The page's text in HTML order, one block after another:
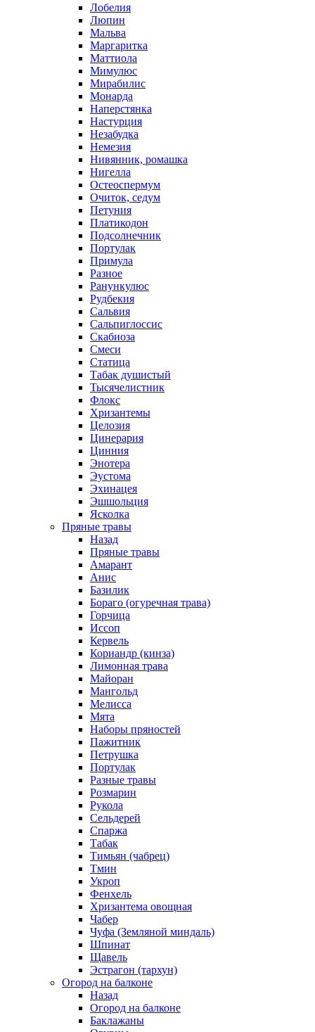
Лобелия
Люпин
Мальва
Маргаритка
Маттиола
Мимулюс
Мирабилис
Монарда
Наперстянка
Настурция
Незабудка
Немезия
Нивянник, ромашка
Нигелла
Остеоспермум
Очиток, седум
Петуния
Платикодон
Подсолнечник
Портулак
Примула
Разное
Ранункулюс
Рудбекия
Сальвия
Сальпиглоссис
Скабиоза
Смеси
Статица
Табак душистый
Тысячелистник
Флокс
Хризантемы
Целозия
Цинерария
Цинния
Энотера
Эустома
Эхинацея
Эшшольция
Ясколка
Пряные травы
Назад
Пряные травы
Амарант
Анис
Базилик
Бораго (огуречная трава)
Горчица
Иссоп
Кервель
Кориандр (кинза)
Лимонная трава
Майоран
Мангольд
Мелисса
Мята
Наборы пряностей
Пажитник
Петрушка
Портулак
Разные травы
Розмарин
Рукола
Сельдерей
Спаржа
Табак
Тимьян (чабрец)
Тмин
Укроп
Фенхель
Хризантема овощная
Чабер
Чуфа (Земляной миндаль)
Шпинат
Щавель
Эстрагон (тархун)
Огород на балконе
Назад
Огород на балконе
Баклажаны